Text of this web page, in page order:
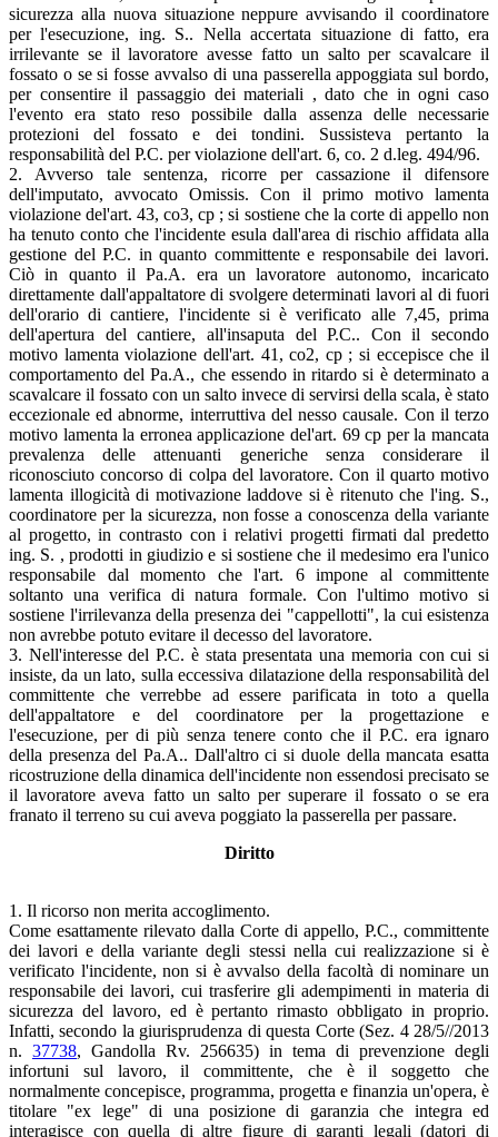
sicurezza alla nuova situazione neppure avvisando il coordinatore
per l'esecuzione, ing. S.. Nella accertata situazione di fatto, era
irrilevante se il lavoratore avesse fatto un salto per scavalcare il
fossato o se si fosse avvalso di una passerella appoggiata sul bordo,
per consentire il passaggio dei materiali , dato che in ogni caso
l'evento era stato reso possibile dalla assenza delle necessarie
protezioni del fossato e dei tondini. Sussisteva pertanto la
responsabilità del P.C. per violazione dell'art. 6, co. 2 d.leg. 494/96.
2. Avverso tale sentenza, ricorre per cassazione il difensore
dell'imputato, avvocato Omissis. Con il primo motivo lamenta
violazione del'art. 43, co3, cp ; si sostiene che la corte di appello non
ha tenuto conto che l'incidente esula dall'area di rischio affidata alla
gestione del P.C. in quanto committente e responsabile dei lavori.
Ciò in quanto il Pa.A. era un lavoratore autonomo, incaricato
direttamente dall'appaltatore di svolgere determinati lavori al di fuori
dell'orario di cantiere, l'incidente si è verificato alle 7,45, prima
dell'apertura del cantiere, all'insaputa del P.C.. Con il secondo
motivo lamenta violazione dell'art. 41, co2, cp ; si eccepisce che il
comportamento del Pa.A., che essendo in ritardo si è determinato a
scavalcare il fossato con un salto invece di servirsi della scala, è stato
eccezionale ed abnorme, interruttiva del nesso causale. Con il terzo
motivo lamenta la erronea applicazione del'art. 69 cp per la mancata
prevalenza delle attenuanti generiche senza considerare il
riconosciuto concorso di colpa del lavoratore. Con il quarto motivo
lamenta illogicità di motivazione laddove si è ritenuto che l'ing. S.,
coordinatore per la sicurezza, non fosse a conoscenza della variante
al progetto, in contrasto con i relativi progetti firmati dal predetto
ing. S. , prodotti in giudizio e si sostiene che il medesimo era l'unico
responsabile dal momento che l'art. 6 impone al committente
soltanto una verifica di natura formale. Con l'ultimo motivo si
sostiene l'irrilevanza della presenza dei "cappellotti", la cui esistenza
non avrebbe potuto evitare il decesso del lavoratore.
3. Nell'interesse del P.C. è stata presentata una memoria con cui si
insiste, da un lato, sulla eccessiva dilatazione della responsabilità del
committente che verrebbe ad essere parificata in toto a quella
dell'appaltatore e del coordinatore per la progettazione e
l'esecuzione, per di più senza tenere conto che il P.C. era ignaro
della presenza del Pa.A.. Dall'altro ci si duole della mancata esatta
ricostruzione della dinamica dell'incidente non essendosi precisato se
il lavoratore aveva fatto un salto per superare il fossato o se era
franato il terreno su cui aveva poggiato la passerella per passare.
Diritto
1. Il ricorso non merita accoglimento.
Come esattamente rilevato dalla Corte di appello, P.C., committente
dei lavori e della variante degli stessi nella cui realizzazione si è
verificato l'incidente, non si è avvalso della facoltà di nominare un
responsabile dei lavori, cui trasferire gli adempimenti in materia di
sicurezza del lavoro, ed è pertanto rimasto obbligato in proprio.
Infatti, secondo la giurisprudenza di questa Corte (Sez. 4 28/5//2013
n. 37738, Gandolla Rv. 256635) in tema di prevenzione degli
infortuni sul lavoro, il committente, che è il soggetto che
normalmente concepisce, programma, progetta e finanzia un'opera, è
titolare "ex lege" di una posizione di garanzia che integra ed
interagisce con quella di altre figure di garanti legali (datori di